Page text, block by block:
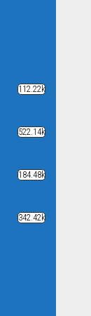
112.22k
522.14k
184.48k
342.42k